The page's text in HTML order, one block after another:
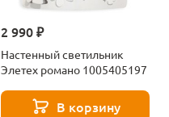
2 990 ₽
Настенный светильник
Элетех романо 1005405197
В корзину